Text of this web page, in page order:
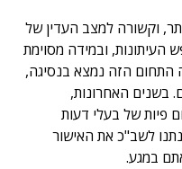
וקשורה למצב העדין של
העיתונות, ובמידה מסוימת
התחום הזה נמצא בנסיגה,
בשנים האחרונות,
פיות של בעלי דעות
לשב"כ את האישור
במגע.